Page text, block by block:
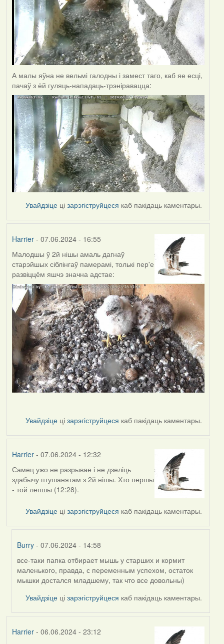
А малы яўна не вельмі галодны і замест таго, каб яе есці,
пачаў з ёй гуляць-нападаць-трэніравацца:
Увайдзіце цізарэгіструйцеся каб пакідаць каментары.
Harrier- 07.06.2024 - 16:55
Малодшы ў 2й нішы амаль дагнаў
старэйшых сіблінгаў памерамі, толькі пер'е
развіццём яшчэ значна адстае:
Увайдзіце цізарэгіструйцеся каб пакідаць каментары.
Harrier- 07.06.2024 - 12:32
Самец ужо не разрывае і не дзеліць
здабычу птушанятам з 2й нішы. Хто першы
- той лепшы (12:28).
Увайдзіце цізарэгіструйцеся каб пакідаць каментары.
Burry - 07.06.2024 - 14:58
In
reply
to
все-таки папка отбирает мышь у старших и кормит
маленького, правда, с переменным успехом, остаток
мышки достался младшему, так что все довольны)
Увайдзіце цізарэгіструйцеся каб пакідаць каментары.
Harrier- 06.06.2024 - 23:12